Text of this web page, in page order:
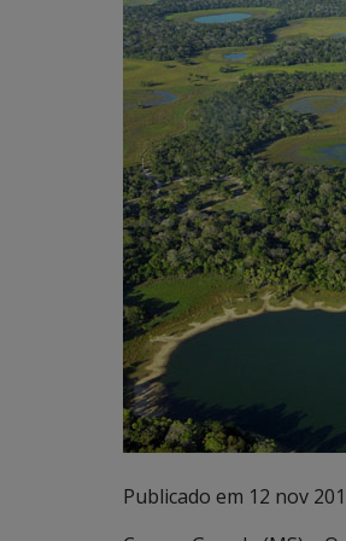
Publicado em 12 nov